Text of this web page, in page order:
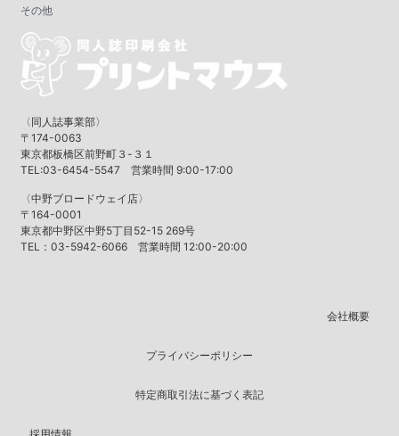
その他
〈同人誌事業部〉
〒174-0063
東京都板橋区前野町３-３１
TEL:03-6454-5547 営業時間 9:00-17:00
〈中野ブロードウェイ店〉
〒164-0001
東京都中野区中野5丁目52-15 269号
TEL：03-5942-6066 営業時間 12:00-20:00
会社概要
プライバシーポリシー
特定商取引法に基づく表記